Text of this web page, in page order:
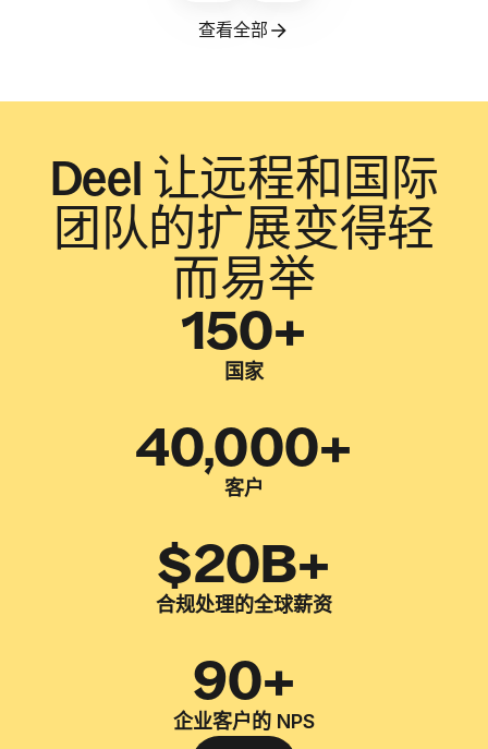
查看全部
Deel 让远程和国际
团队的扩展变得轻
而易举
150+
国家
40,000+
客户
$20B+
合规处理的全球薪资
90+
企业客户的 NPS